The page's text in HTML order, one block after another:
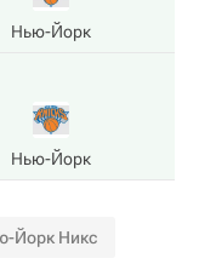
Нью-Йорк
Нью-Йорк
Йорк Никс